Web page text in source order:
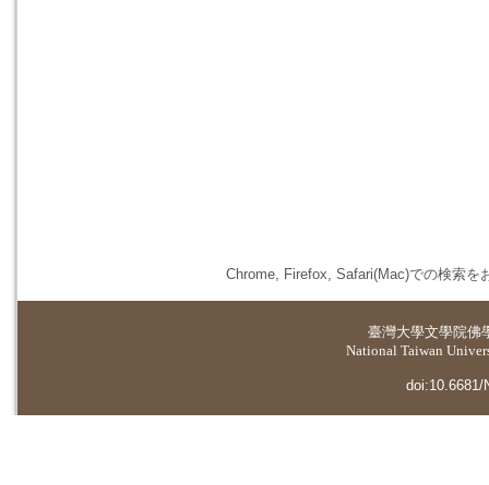
Chrome, Firefox, Safari(Mac)での検索を
臺灣大學文學院佛
National Taiwan
doi:10.6681/